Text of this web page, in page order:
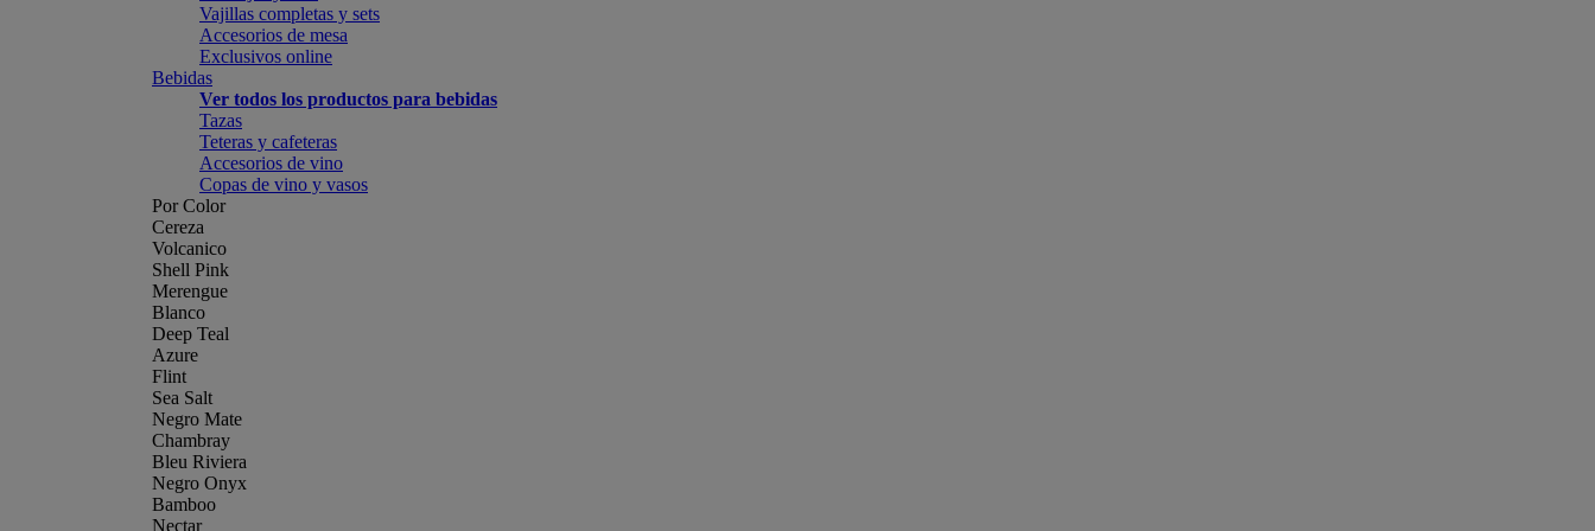
Vajillas completas y sets
Accesorios de mesa
Exclusivos online
Bebidas
Ver todos los productos para bebidas
Tazas
Teteras y cafeteras
Accesorios de vino
Copas de vino y vasos
Por Color
Cereza
Volcanico
Shell Pink
Merengue
Blanco
Deep Teal
Azure
Flint
Sea Salt
Negro Mate
Chambray
Bleu Riviera
Negro Onyx
Bamboo
Nectar